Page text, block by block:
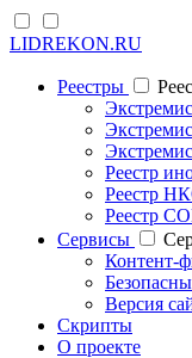
LIDREKON.RU
Реестры
Реестр
Реестр
Реестр
Cервисы
Контент-
Версия
Скрипты
О проекте